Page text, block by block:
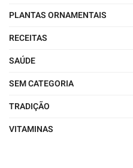
PLANTAS ORNAMENTAIS
RECEITAS
SAÚDE
SEM CATEGORIA
TRADIÇÃO
VITAMINAS